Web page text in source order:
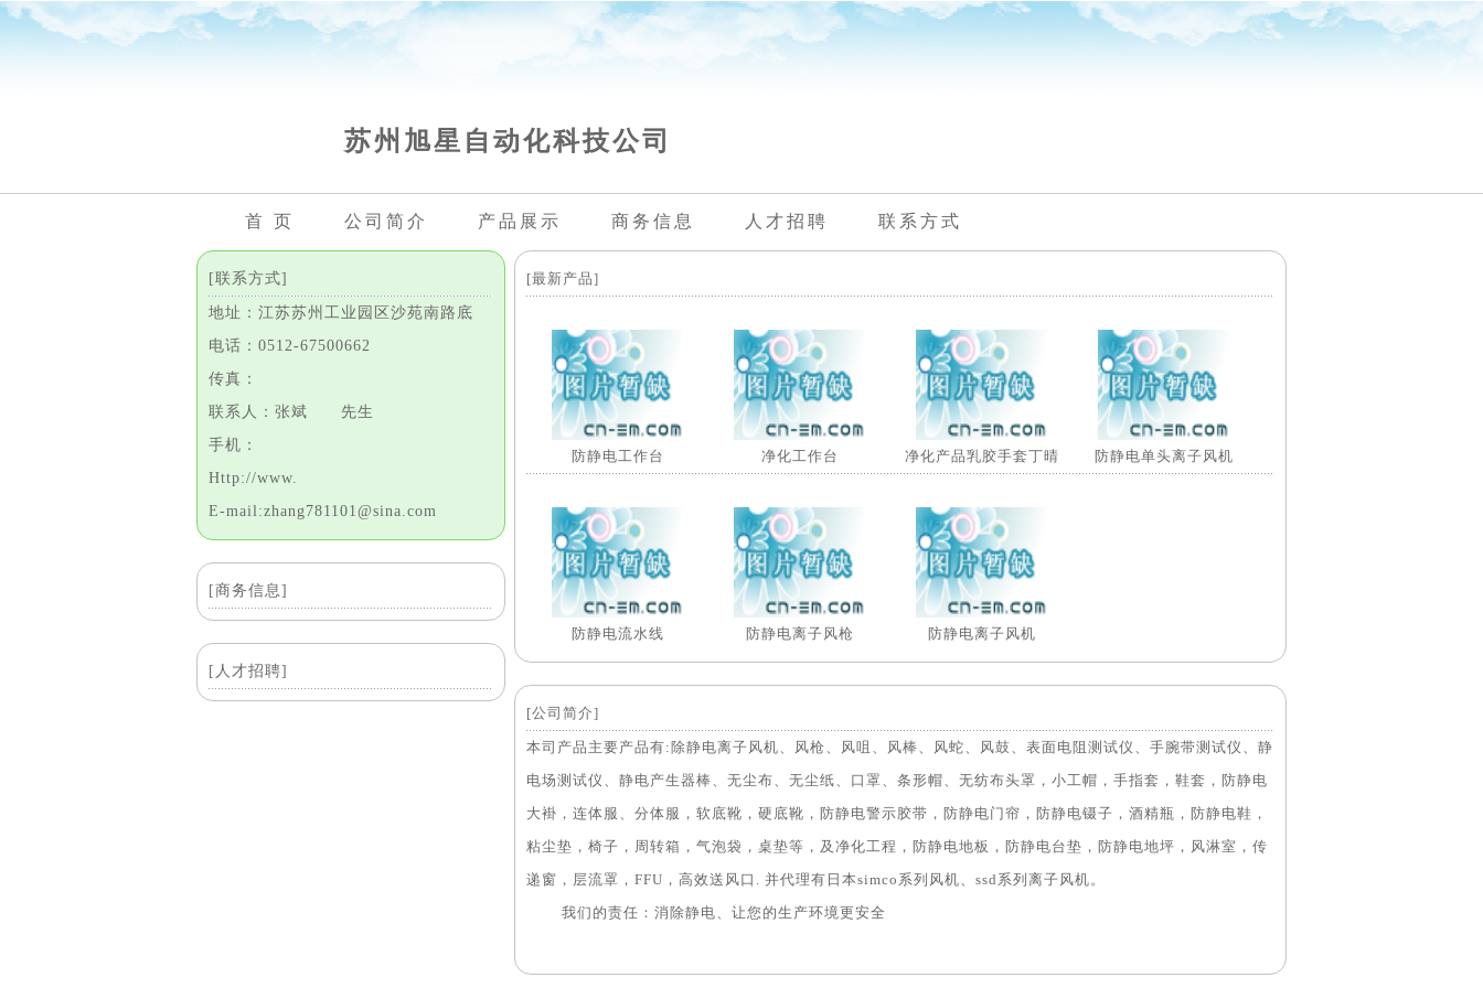
苏州旭星自动化科技公司
首 页 公司简介 产品展示 商务信息 人才招聘 联系方式
[联系方式]
地址：江苏苏州工业园区沙苑南路底
电话：0512-67500662
传真：
联系人：张斌 先生
手机：
Http://www.
E-mail:zhang781101@sina.com
[商务信息]
[人才招聘]
[最新产品]
防静电工作台 净化工作台 净化产品乳胶手套丁晴 防静电单头离子风机
防静电流水线 防静电离子风枪 防静电离子风机
[公司简介]
本司产品主要产品有:除静电离子风机、风枪、风咀、风棒、风蛇、风鼓、表面电阻测试仪、手腕带测试仪、静
电场测试仪、静电产生器棒、无尘布、无尘纸、口罩、条形帽、无纺布头罩，小工帽，手指套，鞋套，防静电
大褂，连体服、分体服，软底靴，硬底靴，防静电警示胶带，防静电门帘，防静电镊子，酒精瓶，防静电鞋，
粘尘垫，椅子，周转箱，气泡袋，桌垫等，及净化工程，防静电地板，防静电台垫，防静电地坪，风淋室，传
递窗，层流罩，FFU，高效送风口. 并代理有日本simco系列风机、ssd系列离子风机。
我们的责任：消除静电、让您的生产环境更安全